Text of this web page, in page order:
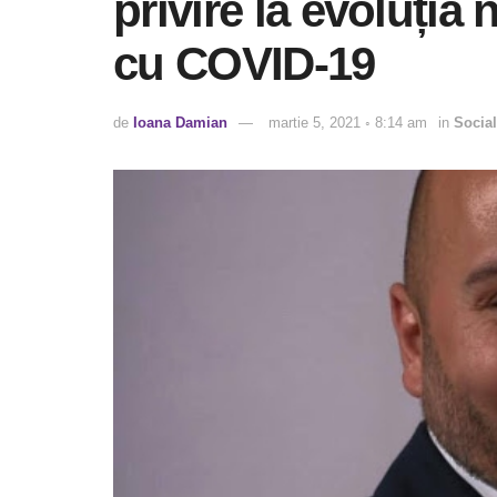
privire la evoluția
cu COVID-19
de Ioana Damian martie 5, 2021 ◦ 8:14 am in Social